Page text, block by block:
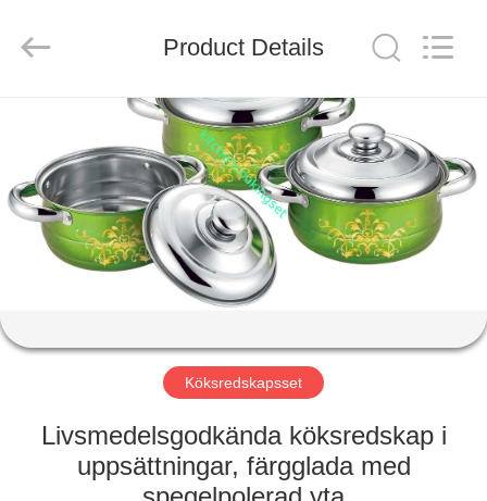
PRODUCTS
VIDEOS
VR
SHOW
ABOUT
Rights
Product Details
Köksredskapsset
Livsmedelsgodkända köksredskap i
uppsättningar, färgglada med